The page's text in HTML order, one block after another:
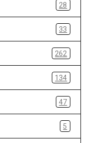
28
33
262
134
47
5